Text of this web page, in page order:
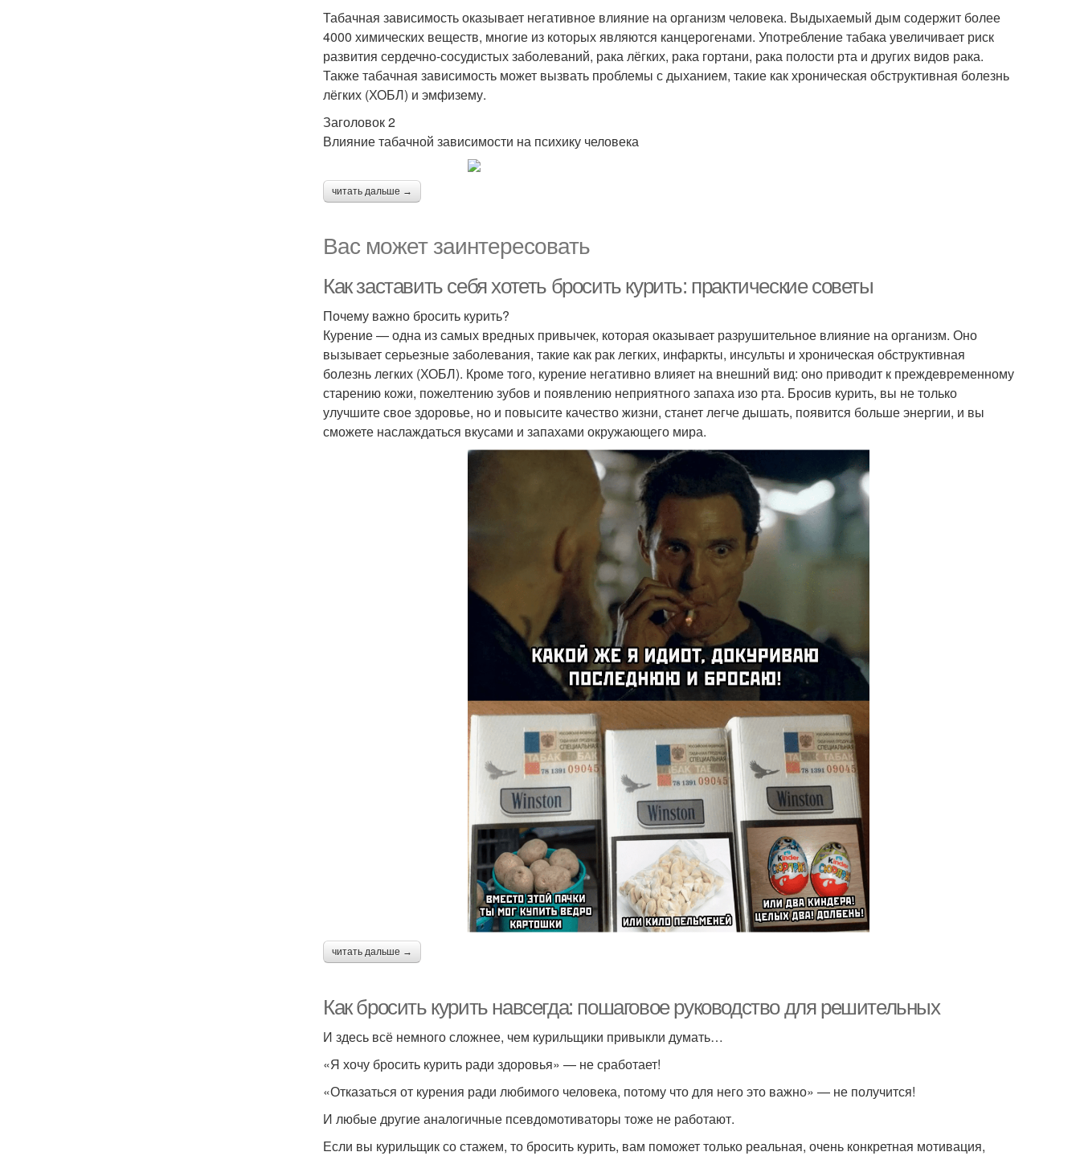
Табачная зависимость оказывает негативное влияние на организм человека. Выдыхаемый дым содержит более
4000 химических веществ, многие из которых являются канцерогенами. Употребление табака увеличивает риск
развития сердечно-сосудистых заболеваний, рака лёгких, рака гортани, рака полости рта и других видов рака.
Также табачная зависимость может вызвать проблемы с дыханием, такие как хроническая обструктивная болезнь
лёгких (ХОБЛ) и эмфизему.
Заголовок 2
Влияние табачной зависимости на психику человека
читать дальше →
Вас может заинтересовать
Как заставить себя хотеть бросить курить: практические советы
Почему важно бросить курить?
Курение — одна из самых вредных привычек, которая оказывает разрушительное влияние на организм. Оно
вызывает серьезные заболевания, такие как рак легких, инфаркты, инсульты и хроническая обструктивная
болезнь легких (ХОБЛ). Кроме того, курение негативно влияет на внешний вид: оно приводит к преждевременному
старению кожи, пожелтению зубов и появлению неприятного запаха изо рта. Бросив курить, вы не только
улучшите свое здоровье, но и повысите качество жизни, станет легче дышать, появится больше энергии, и вы
сможете наслаждаться вкусами и запахами окружающего мира.
читать дальше →
Как бросить курить навсегда: пошаговое руководство для решительных
И здесь всё немного сложнее, чем курильщики привыкли думать…
«Я хочу бросить курить ради здоровья» — не сработает!
«Отказаться от курения ради любимого человека, потому что для него это важно» — не получится!
И любые другие аналогичные псевдомотиваторы тоже не работают.
Если вы курильщик со стажем, то бросить курить, вам поможет только реальная, очень конкретная мотивация,